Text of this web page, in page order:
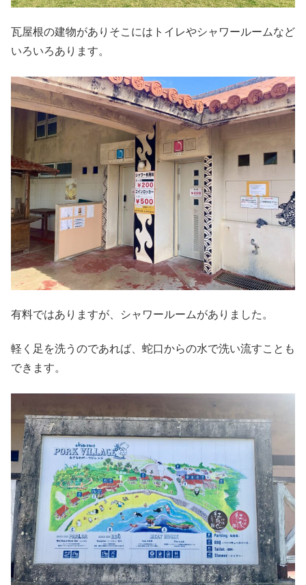
瓦屋根の建物がありそこにはトイレやシャワールームなど
いろいろあります。
有料ではありますが、シャワールームがありました。
軽く足を洗うのであれば、蛇口からの水で洗い流すことも
できます。